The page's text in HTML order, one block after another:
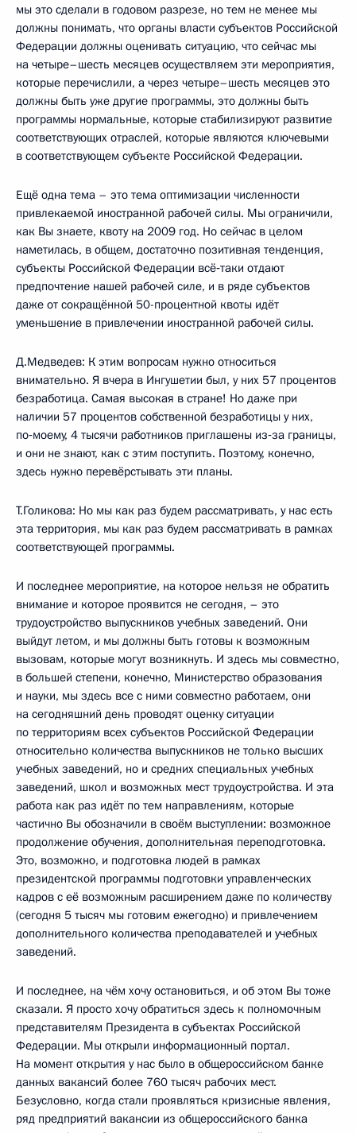
мы это сделали в годовом разрезе, но тем не менее мы
должны понимать, что органы власти субъектов Российской
Федерации должны оценивать ситуацию, что сейчас мы
на четыре–шесть месяцев осуществляем эти мероприятия,
которые перечислили, а через четыре–шесть месяцев это
должны быть уже другие программы, это должны быть
программы нормальные, которые стабилизируют развитие
соответствующих отраслей, которые являются ключевыми
в соответствующем субъекте Российской Федерации.
Ещё одна тема – это тема оптимизации численности
привлекаемой иностранной рабочей силы. Мы ограничили,
как Вы знаете, квоту на 2009 год. Но сейчас в целом
наметилась, в общем, достаточно позитивная тенденция,
субъекты Российской Федерации всё‑таки отдают
предпочтение нашей рабочей силе, и в ряде субъектов
даже от сокращённой 50-процентной квоты идёт
уменьшение в привлечении иностранной рабочей силы.
Д.Медведев: К этим вопросам нужно относиться
внимательно. Я вчера в Ингушетии был, у них 57 процентов
безработица. Самая высокая в стране! Но даже при
наличии 57 процентов собственной безработицы у них,
по‑моему, 4 тысячи работников приглашены из‑за границы,
и они не знают, как с этим поступить. Поэтому, конечно,
здесь нужно перевёрстывать эти планы.
Т.Голикова: Но мы как раз будем рассматривать, у нас есть
эта территория, мы как раз будем рассматривать в рамках
соответствующей программы.
И последнее мероприятие, на которое нельзя не обратить
внимание и которое проявится не сегодня, – это
трудоустройство выпускников учебных заведений. Они
выйдут летом, и мы должны быть готовы к возможным
вызовам, которые могут возникнуть. И здесь мы совместно,
в большей степени, конечно, Министерство образования
и науки, мы здесь все с ними совместно работаем, они
на сегодняшний день проводят оценку ситуации
по территориям всех субъектов Российской Федерации
относительно количества выпускников не только высших
учебных заведений, но и средних специальных учебных
заведений, школ и возможных мест трудоустройства. И эта
работа как раз идёт по тем направлениям, которые
частично Вы обозначили в своём выступлении: возможное
продолжение обучения, дополнительная переподготовка.
Это, возможно, и подготовка людей в рамках
президентской программы подготовки управленческих
кадров с её возможным расширением даже по количеству
(сегодня 5 тысяч мы готовим ежегодно) и привлечением
дополнительного количества преподавателей и учебных
заведений.
И последнее, на чём хочу остановиться, и об этом Вы тоже
сказали. Я просто хочу обратиться здесь к полномочным
представителям Президента в субъектах Российской
Федерации. Мы открыли информационный портал.
На момент открытия у нас было в общероссийском банке
данных вакансий более 760 тысяч рабочих мест.
Безусловно, когда стали проявляться кризисные явления,
ряд предприятий вакансии из общероссийского банка